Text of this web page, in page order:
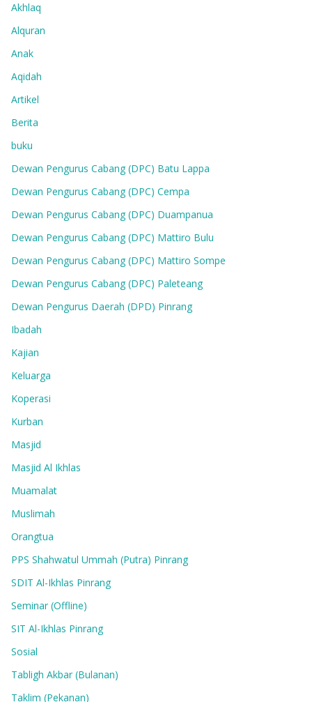
Akhlaq
Alquran
Anak
Aqidah
Artikel
Berita
buku
Dewan Pengurus Cabang (DPC) Batu Lappa
Dewan Pengurus Cabang (DPC) Cempa
Dewan Pengurus Cabang (DPC) Duampanua
Dewan Pengurus Cabang (DPC) Mattiro Bulu
Dewan Pengurus Cabang (DPC) Mattiro Sompe
Dewan Pengurus Cabang (DPC) Paleteang
Dewan Pengurus Daerah (DPD) Pinrang
Ibadah
Kajian
Keluarga
Koperasi
Kurban
Masjid
Masjid Al Ikhlas
Muamalat
Muslimah
Orangtua
PPS Shahwatul Ummah (Putra) Pinrang
SDIT Al-Ikhlas Pinrang
Seminar (Offline)
SIT Al-Ikhlas Pinrang
Sosial
Tabligh Akbar (Bulanan)
Taklim (Pekanan)